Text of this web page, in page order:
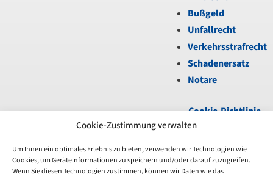
Cookie-Zustimmung verwalten
Um Ihnen ein optimales Erlebnis zu bieten, verwenden wir Technologien wie
Cookies, um Geräteinformationen zu speichern und/oder darauf zuzugreifen.
Wenn Sie diesen Technologien zustimmen, können wir Daten wie das
Unfortunately,
Bußgeld
Unfallrecht
Verkehrsstrafrecht
Schadenersatz
Notare
Cookie-Richtlinie
(EU)